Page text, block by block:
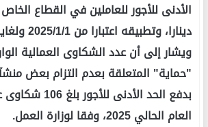
دينارا، وتطبيقه اعتبارا من 2025/1/1 ولغاية 2027/12/31.
ويشار إلى أن عدد الشكاوى العمالية
"حماية" المتعلقة بعدم التزام بعض
بدفع الحد الأدنى
العام الحالي 2025، وفقا لوزارة العمل.